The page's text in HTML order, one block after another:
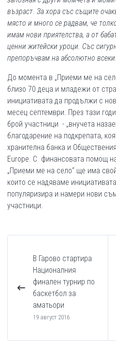
възраст. За хора със същите
място и много се радвам, че
имам нови приятелства, а от
ценни житейски уроци. Със
препоръчвам на абсолютно
До момента в „Приеми ме на
близо 70 деца и младежи от
инициативата да продължи с
месец септември. През тази
брой участници - „внучета
благодарение на подкрепата,
хранителна банка и
Europe. С финансовата помощ
„Приеми ме на село“ ще има
които се надяваме
популяризира и намери нови
участници.
В Гарово стартира
Националния
финален турнир по
баскетбол за
аматьори
19 август 2016